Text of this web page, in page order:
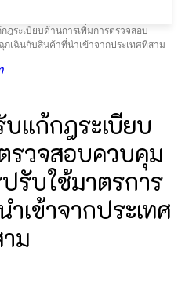
ฎระเบียบด้านการเพิ่มการตรวจสอบ
เฉินกับสินค้าที่นำเข้าจากประเทศที่สาม
แก้กฎระเบียบ
รวจสอบควบคุม
รับใช้มาตรการ
เข้าจากประเทศ
ม